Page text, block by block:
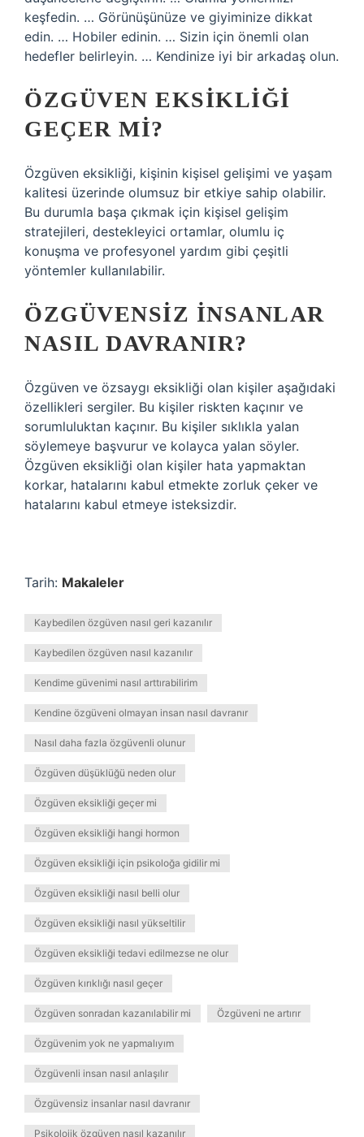
keşfedin. … Görünüşünüze ve giyiminize dikkat
edin. … Hobiler edinin. … Sizin için önemli olan
hedefler belirleyin. … Kendinize iyi bir arkadaş olun.
ÖZGÜVEN EKSIKLIĞI
GEÇER MI?
Özgüven eksikliği, kişinin kişisel gelişimi ve yaşam
kalitesi üzerinde olumsuz bir etkiye sahip olabilir.
Bu durumla başa çıkmak için kişisel gelişim
stratejileri, destekleyici ortamlar, olumlu iç
konuşma ve profesyonel yardım gibi çeşitli
yöntemler kullanılabilir.
ÖZGÜVENSIZ INSANLAR
NASIL DAVRANIR?
Özgüven ve özsaygı eksikliği olan kişiler aşağıdaki
özellikleri sergiler. Bu kişiler riskten kaçınır ve
sorumluluktan kaçınır. Bu kişiler sıklıkla yalan
söylemeye başvurur ve kolayca yalan söyler.
Özgüven eksikliği olan kişiler hata yapmaktan
korkar, hatalarını kabul etmekte zorluk çeker ve
hatalarını kabul etmeye isteksizdir.
Tarih: Makaleler
Kaybedilen özgüven nasıl geri kazanılır
Kaybedilen özgüven nasıl kazanılır
Kendime güvenimi nasıl arttırabilirim
Kendine özgüveni olmayan insan nasıl davranır
Nasıl daha fazla özgüvenli olunur
Özgüven düşüklüğü neden olur
Özgüven eksikliği geçer mi
Özgüven eksikliği hangi hormon
Özgüven eksikliği için psikoloğa gidilir mi
Özgüven eksikliği nasıl belli olur
Özgüven eksikliği nasıl yükseltilir
Özgüven eksikliği tedavi edilmezse ne olur
Özgüven kırıklığı nasıl geçer
Özgüven sonradan kazanılabilir mi Özgüveni ne artırır
Özgüvenim yok ne yapmalıyım
Özgüvenli insan nasıl anlaşılır
Özgüvensiz insanlar nasıl davranır
Psikolojik özgüven nasıl kazanılır